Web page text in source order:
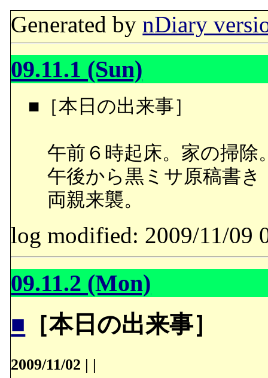
Generated bynDiary
09.11.1 (Sun)
■［本日の出来事］
午前６時起床。家の掃除
午後から黒ミサ原稿書き
両親来襲。
log modified: 2009/11/09
09.11.2 (Mon)
■ ［本日の出来事］
2009/11/02 | |